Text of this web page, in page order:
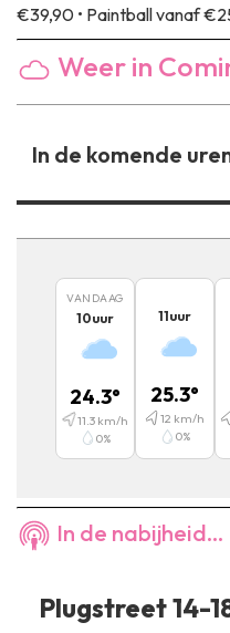
€39,90 • Paintball vanaf
Weer in
In de komende
VANDAAG
10uur
24.3°
11.3km/h
0%
11uur
25.3°
12 km/h
0%
In de nabijheid...
Plugstreet 14-